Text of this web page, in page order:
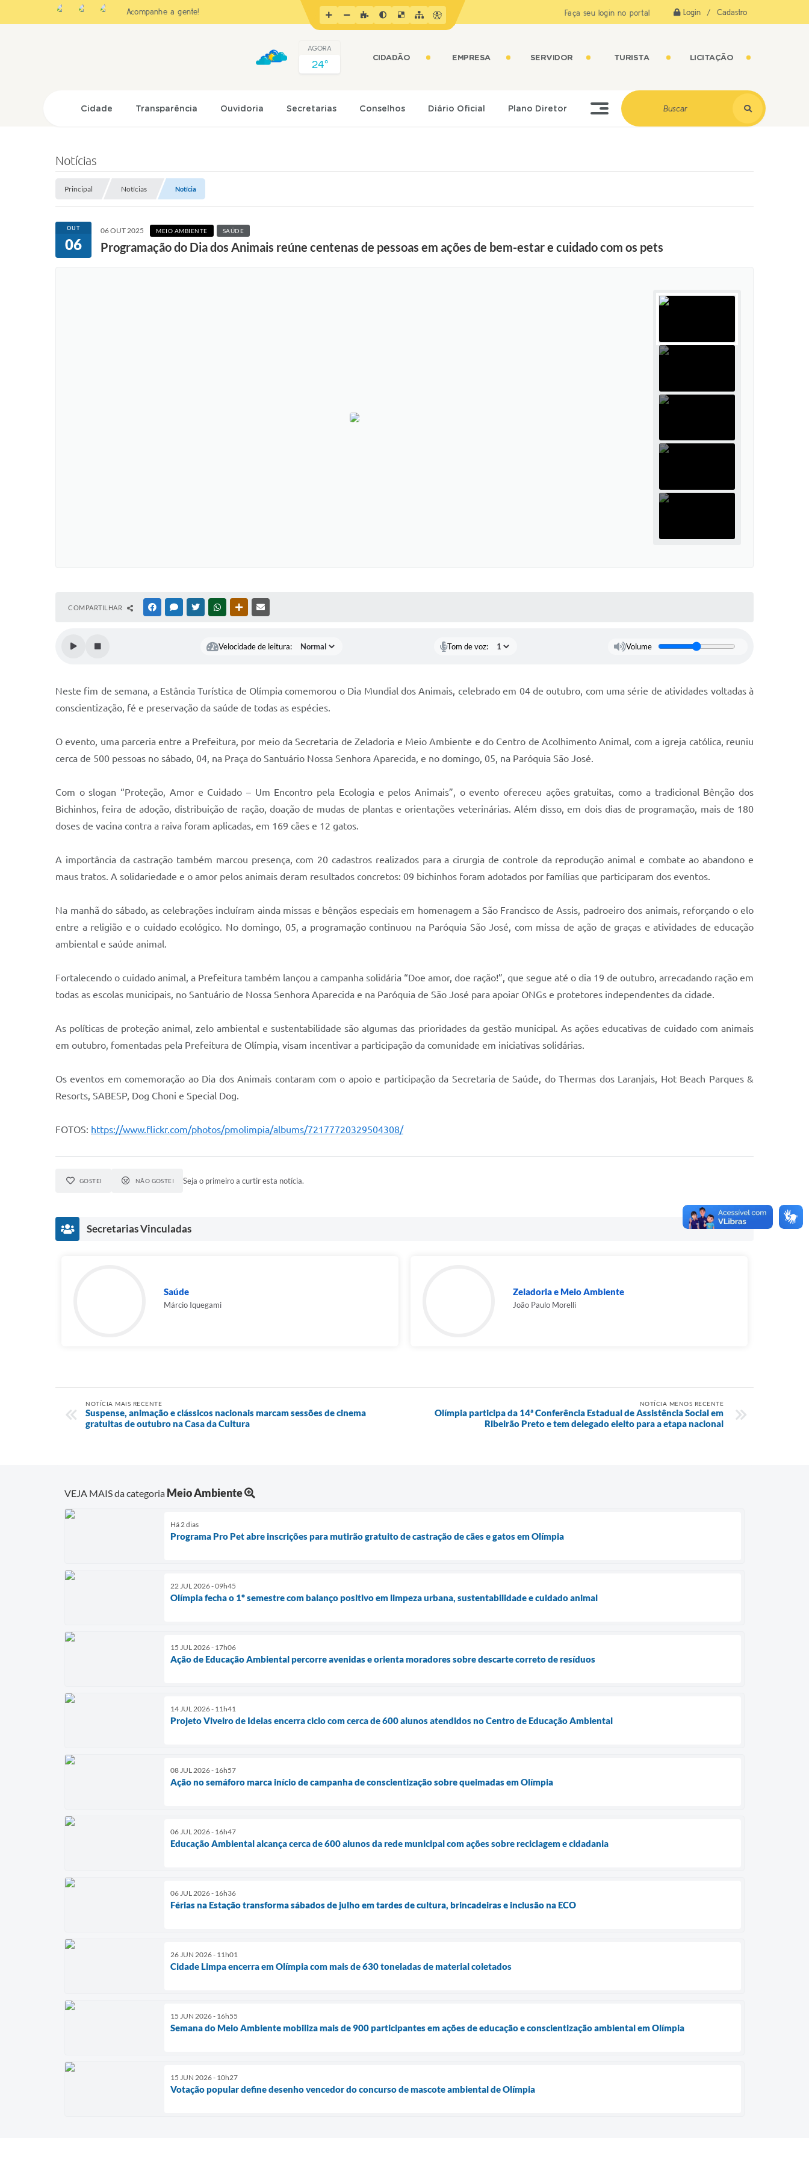
Faça seu login no portal Login / Cadastro
Acompanhe a gente!
CIDADÃO EMPRESA SERVIDOR TURISTA LICITAÇÃO
AGORA
24º
Cidade Transparência Ouvidoria Secretarias Conselhos Diário Oficial Plano Diretor
Notícias
Principal Notícias Notícia
OUT
06
06 OUT 2025 MEIO AMBIENTE SAÚDE
Programação do Dia dos Animais reúne centenas de pessoas em ações de bem-estar e cuidado com os pets
COMPARTILHAR FACEBOOKMESSENGER
TWITTERWHATSAPPOUTRAS MÍDIAS
Velocidade de leitura: Tom de voz: Volume
Neste fim de semana, a Estância Turística de Olímpia comemorou o Dia Mundial dos Animais, celebrado em 04 de outubro, com uma série de atividades voltadas à
conscientização, fé e preservação da saúde de todas as espécies.
O evento, uma parceria entre a Prefeitura, por meio da Secretaria de Zeladoria e Meio Ambiente e do Centro de Acolhimento Animal, com a igreja católica, reuniu
cerca de 500 pessoas no sábado, 04, na Praça do Santuário Nossa Senhora Aparecida, e no domingo, 05, na Paróquia São José.
Com o slogan “Proteção, Amor e Cuidado – Um Encontro pela Ecologia e pelos Animais”, o evento ofereceu ações gratuitas, como a tradicional Bênção dos
Bichinhos, feira de adoção, distribuição de ração, doação de mudas de plantas e orientações veterinárias. Além disso, em dois dias de programação, mais de 180
doses de vacina contra a raiva foram aplicadas, em 169 cães e 12 gatos.
A importância da castração também marcou presença, com 20 cadastros realizados para a cirurgia de controle da reprodução animal e combate ao abandono e
maus tratos. A solidariedade e o amor pelos animais deram resultados concretos: 09 bichinhos foram adotados por famílias que participaram dos eventos.
Na manhã do sábado, as celebrações incluíram ainda missas e bênçãos especiais em homenagem a São Francisco de Assis, padroeiro dos animais, reforçando o elo
entre a religião e o cuidado ecológico. No domingo, 05, a programação continuou na Paróquia São José, com missa de ação de graças e atividades de educação
ambiental e saúde animal.
Fortalecendo o cuidado animal, a Prefeitura também lançou a campanha solidária “Doe amor, doe ração!”, que segue até o dia 19 de outubro, arrecadando ração em
todas as escolas municipais, no Santuário de Nossa Senhora Aparecida e na Paróquia de São José para apoiar ONGs e protetores independentes da cidade.
As políticas de proteção animal, zelo ambiental e sustentabilidade são algumas das prioridades da gestão municipal. As ações educativas de cuidado com animais
em outubro, fomentadas pela Prefeitura de Olímpia, visam incentivar a participação da comunidade em iniciativas solidárias.
Os eventos em comemoração ao Dia dos Animais contaram com o apoio e participação da Secretaria de Saúde, do Thermas dos Laranjais, Hot Beach Parques &
Resorts, SABESP, Dog Choni e Special Dog.
FOTOS: https://www.flickr.com/photos/pmolimpia/albums/72177720329504308/
GOSTEI NÃO GOSTEI Seja o primeiro a curtir esta notícia.
Secretarias Vinculadas
Saúde
Márcio Iquegami
Zeladoria e Meio Ambiente
João Paulo Morelli
NOTÍCIA MAIS RECENTE
Suspense, animação e clássicos nacionais marcam sessões de cinema
gratuitas de outubro na Casa da Cultura
NOTÍCIA MENOS RECENTE
Olímpia participa da 14ª Conferência Estadual de Assistência Social em
Ribeirão Preto e tem delegado eleito para a etapa nacional
VEJA MAIS da categoria Meio Ambiente
Há 2 dias
Programa Pro Pet abre inscrições para mutirão gratuito de castração de cães e gatos em Olímpia
22 JUL 2026 - 09h45
Olímpia fecha o 1º semestre com balanço positivo em limpeza urbana, sustentabilidade e cuidado animal
15 JUL 2026 - 17h06
Ação de Educação Ambiental percorre avenidas e orienta moradores sobre descarte correto de resíduos
14 JUL 2026 - 11h41
Projeto Viveiro de Ideias encerra ciclo com cerca de 600 alunos atendidos no Centro de Educação Ambiental
08 JUL 2026 - 16h57
Ação no semáforo marca início de campanha de conscientização sobre queimadas em Olímpia
06 JUL 2026 - 16h47
Educação Ambiental alcança cerca de 600 alunos da rede municipal com ações sobre reciclagem e cidadania
06 JUL 2026 - 16h36
Férias na Estação transforma sábados de julho em tardes de cultura, brincadeiras e inclusão na ECO
26 JUN 2026 - 11h01
Cidade Limpa encerra em Olímpia com mais de 630 toneladas de material coletados
15 JUN 2026 - 16h55
Semana do Meio Ambiente mobiliza mais de 900 participantes em ações de educação e conscientização ambiental em Olímpia
15 JUN 2026 - 10h27
Votação popular define desenho vencedor do concurso de mascote ambiental de Olímpia